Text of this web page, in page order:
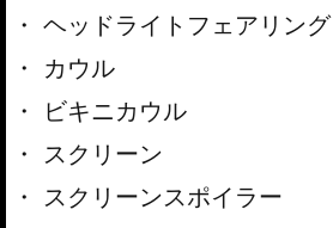
ヘッドライトフェアリング
カウル
ビキニカウル
スクリーン
スクリーンスポイラー